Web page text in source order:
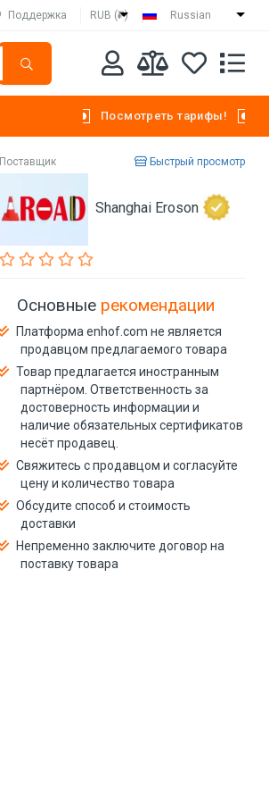
Поддержка RUB (₽) Russian
Посмотреть тарифы!
Поставщик Быстрый просмотр
Shanghai Eroson
Основные рекомендации
Платформа enhof.com не является
продавцом предлагаемого товара
Товар предлагается иностранным
партнёром. Ответственность за
достоверность информации и
наличие обязательных сертификатов
несёт продавец.
Свяжитесь с продавцом и согласуйте
цену и количество товара
Обсудите способ и стоимость
доставки
Непременно заключите договор на
поставку товара